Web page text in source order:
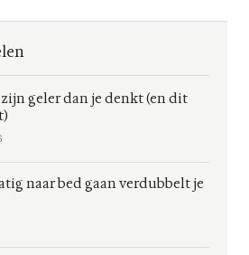
geler dan je denkt (en dit
naar bed gaan verdubbelt je